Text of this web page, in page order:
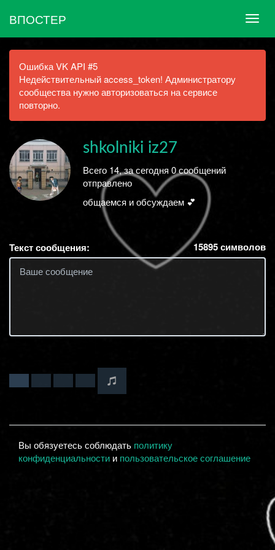
ВПОСТЕР
Ошибка VK API #5
Недействительный access_token! Администратору
сообщества нужно авторизоваться на сервисе
повторно.
shkolniki iz27
Всего 14, за сегодня 0 сообщений
отправлено
общаемся и обсуждаем 💕
Текст сообщения: 15895символов
Вы обязуетесь соблюдать политику
конфиденциальности и пользовательское соглашение